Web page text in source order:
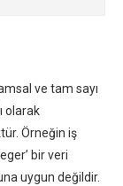
ve tam sayı
olarak
Örneğin iş
bir veri
uygun değildir.